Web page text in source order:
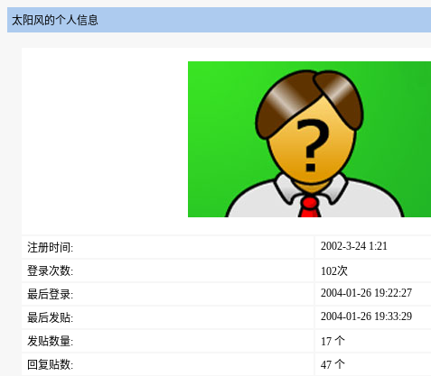
太阳风的个人信息
注册时间:
2002-3-24 1:21
登录次数:
102次
最后登录:
2004-01-26 19:22:27
最后发贴:
2004-01-26 19:33:29
发贴数量:
17 个
回复贴数:
47 个